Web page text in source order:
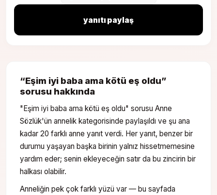
yanıtı paylaş
“Eşim iyi baba ama kötü eş oldu”
sorusu hakkında
"Eşim iyi baba ama kötü eş oldu" sorusu Anne
Sözlük'ün annelik kategorisinde paylaşıldı ve şu ana
kadar 20 farklı anne yanıt verdi. Her yanıt, benzer bir
durumu yaşayan başka birinin yalnız hissetmemesine
yardım eder; senin ekleyeceğin satır da bu zincirin bir
halkası olabilir.
Anneliğin pek çok farklı yüzü var — bu sayfada